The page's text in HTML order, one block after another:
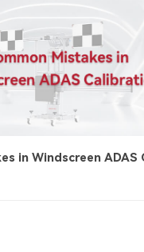
in Windscreen